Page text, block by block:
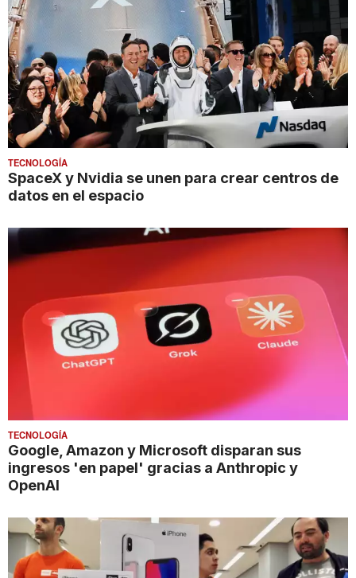
TECNOLOGÍA
SpaceX y Nvidia se unen para crear centros de
datos en el espacio
TECNOLOGÍA
Google, Amazon y Microsoft disparan sus
ingresos 'en papel' gracias a Anthropic y
OpenAI